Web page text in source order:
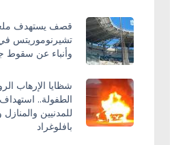
قصف يستهدف
تشيرنوموريتس
وأنباء عن سقوط
شظايا الإرهاب
الطفولة..
للمدنيين
بافلوغراد